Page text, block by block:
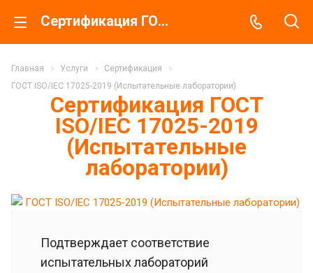
Сертификация ГОСТ ISO/IEC 17025-2019 (Испытательные лаборатории)
Главная Услуги
Сертификация
ГОСТ ISO/IEC 17025-2019 (Испытательные лаборатории)
Сертификация ГОСТ
ISO/IEC 17025-2019
(Испытательные
лаборатории)
Подтверждает соответствие
испытательных лабораторий